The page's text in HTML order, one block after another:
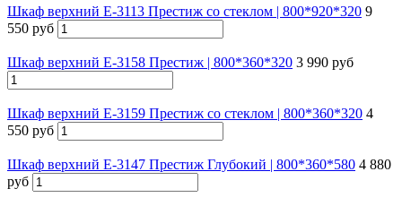
Шкаф верхний Е-3113 Престиж со стеклом | 800*920*320 9
550 руб
Шкаф верхний Е-3158 Престиж | 800*360*320 3 990 руб
Шкаф верхний Е-3159 Престиж со стеклом | 800*360*320 4
550 руб
Шкаф верхний Е-3147 Престиж Глубокий | 800*360*580 4 880
руб